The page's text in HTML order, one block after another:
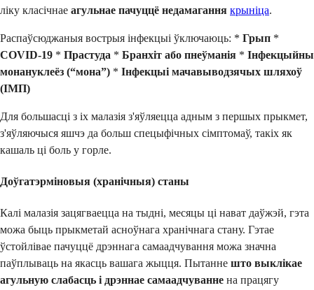
ліку класічнае агульнае пачуццё недамагання крыніца.
Распаўсюджаныя вострыя інфекцыі ўключаюць: * Грып *
COVID-19 * Прастуда * Бранхіт або пнеўманія * Інфекцыйны
монануклеёз (“мона”) * Інфекцыі мачавыводзячых шляхоў
(ІМП)
Для большасці з іх малазія з'яўляецца адным з першых прыкмет,
з'яўляючыся яшчэ да больш спецыфічных сімптомаў, такіх як
кашаль ці боль у горле.
Доўгатэрміновыя (хранічныя) станы
Калі малазія зацягваецца на тыдні, месяцы ці нават даўжэй, гэта
можа быць прыкметай асноўнага хранічнага стану. Гэтае
ўстойлівае пачуццё дрэннага самаадчування можа значна
паўплываць на якасць вашага жыцця. Пытанне што выклікае
агульную слабасць і дрэннае самаадчуванне на працягу